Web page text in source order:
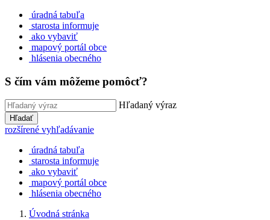
úradná tabuľa
starosta informuje
ako vybaviť
mapový portál obce
hlásenia obecného
S čím vám môžeme pomôcť?
Hľadaný výraz
Hľadať
rozšírené vyhľadávanie
úradná tabuľa
starosta informuje
ako vybaviť
mapový portál obce
hlásenia obecného
Úvodná stránka